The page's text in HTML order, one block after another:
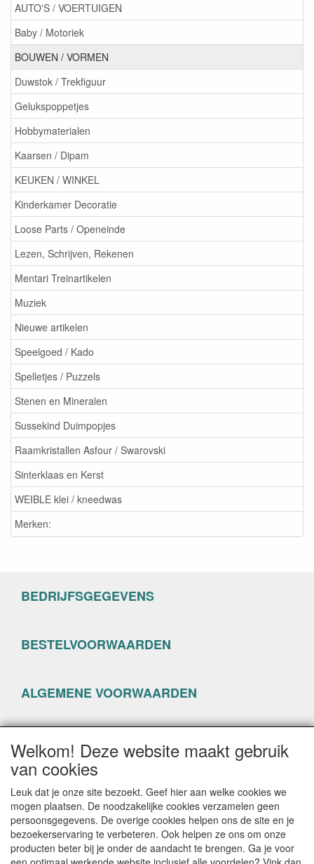
AUTO'S / VOERTUIGEN
Baby / Motoriek
BOUWEN / VORMEN
Duwstok / Trekfiguur
Gelukspoppetjes
Hobbymaterialen
Kaarsen / Dipam
KEUKEN / WINKEL
Kinderkamer Decoratie
Loose Parts / Openeinde
Lezen, Schrijven, Rekenen
Mentari Treinartikelen
Muziek
Nieuwe artikelen
Speelgoed / Kado
Spelletjes / Puzzels
Stenen en Mineralen
Sussekind Duimpopjes
Raamkristallen Asfour / Swarovski
Sinterklaas en Kerst
WEIBLE klei / kneedwas
Merken:
BEDRIJFSGEGEVENS
BESTELVOORWAARDEN
ALGEMENE VOORWAARDEN
PRIVACYVERKLARING
CONTACTGEGEVENS
www.happyseven.nl
Welkom! Deze website maakt gebruik
van cookies
Leuk dat je onze site bezoekt. Geef hier aan welke cookies we
mogen plaatsen. De noodzakelijke cookies verzamelen geen
persoonsgegevens. De overige cookies helpen ons de site en je
bezoekerservaring te verbeteren. Ook helpen ze ons om onze
producten beter bij je onder de aandacht te brengen. Ga je voor